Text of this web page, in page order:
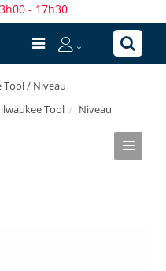
- 17h30
Tool / Niveau
Tool Niveau